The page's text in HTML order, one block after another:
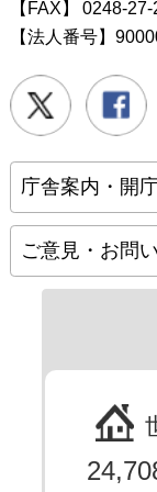
【FAX】
0248-27-
【法人番号】
Twitter
庁舎案内・開
ご意見・お問